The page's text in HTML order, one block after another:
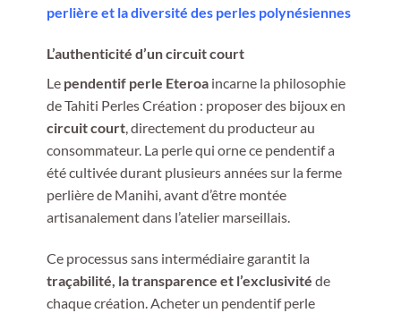
perlière et la diversité des perles polynésiennes
L’authenticité d’un circuit court
Le pendentif perle Eteroaincarne la philosophie
de Tahiti Perles Création : proposer des bijoux en
circuit court, directement du producteur au
consommateur. La perle qui orne ce pendentif a
été cultivée durant plusieurs années sur la ferme
perlière de Manihi, avant d’être montée
artisanalement dans l’atelier marseillais.
Ce processus sans intermédiaire garantit la
traçabilité, la transparence et l’exclusivité de
chaque création. Acheter un pendentif perle